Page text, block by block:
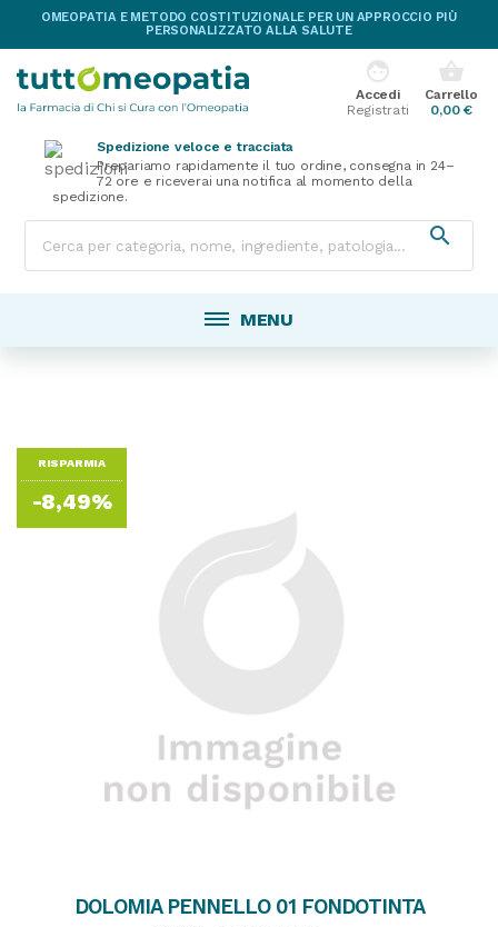
OMEOPATIA E METODO COSTITUZIONALE PER UN APPROCCIO PIÙ
PERSONALIZZATO ALLA SALUTE
shopping_basket
Carrello
0,00 €
face
Accedi
Registrati
Spedizione veloce e tracciata
Prepariamo rapidamente il tuo ordine, consegna in 24–
72 ore e riceverai una notifica al momento della
spedizione.

MENU
RISPARMIA
-8,49%
DOLOMIA PENNELLO 01 FONDOTINTA